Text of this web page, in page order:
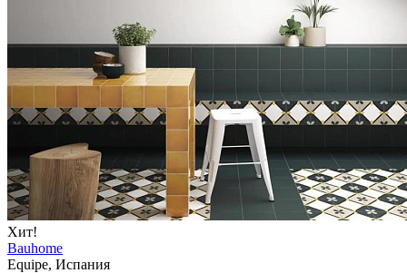
Хит!
Bauhome
Equipe, Испания